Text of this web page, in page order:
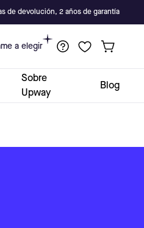
de devolución, 2 años de garantía
a elegir
Sobre
Upway
Blog